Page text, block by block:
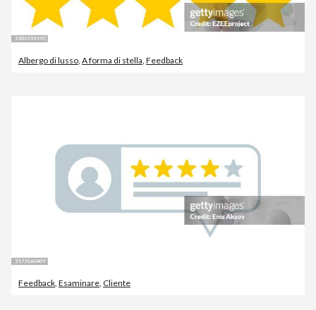
Albergo di lusso, A forma di stella, Feedback
Feedback, Esaminare, Cliente